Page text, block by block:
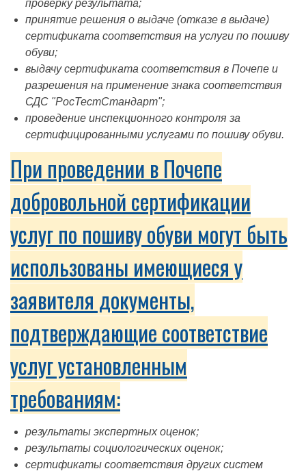
проверку результата;
принятие решения о выдаче (отказе в выдаче)
сертификата соответствия на услуги по пошиву
обуви;
выдачу сертификата соответствия в Почепе и
разрешения на применение знака соответствия
СДС "РосТестСтандарт";
проведение инспекционного контроля за
сертифицированными услугами по пошиву обуви.
При проведении в Почепе
добровольной сертификации
услуг по пошиву обуви могут быть
использованы имеющиеся у
заявителя документы,
подтверждающие соответствие
услуг установленным
требованиям:
результаты экспертных оценок;
результаты социологических оценок;
сертификаты соответствия других систем